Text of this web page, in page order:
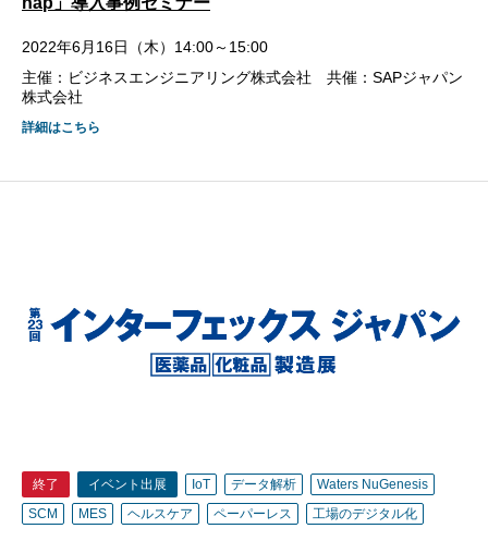
2022年6月16日（木）14:00～15:00
主催：ビジネスエンジニアリング株式会社 共催：SAPジャパン
株式会社
詳細はこちら
終了 イベント出展 IoT データ解析
Waters NuGenesis
SCM
MES ヘルスケア ペーパーレス 工場のデジタル化